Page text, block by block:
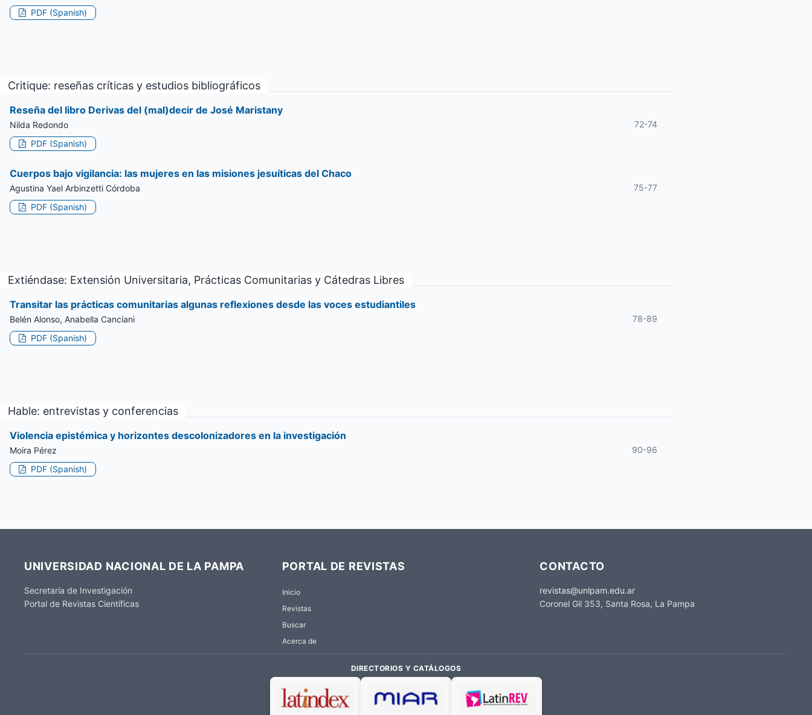
PDF (Spanish)
Critique: reseñas críticas y estudios bibliográficos
Reseña del libro Derivas del (mal)decir de José Maristany
Nilda Redondo
72-74
PDF (Spanish)
Cuerpos bajo vigilancia: las mujeres en las misiones jesuíticas del Chaco
Agustina Yael Arbinzetti Córdoba
75-77
PDF (Spanish)
Extiéndase: Extensión Universitaria, Prácticas Comunitarias y Cátedras Libres
Transitar las prácticas comunitarias algunas reflexiones desde las voces estudiantiles
Belén Alonso, Anabella Canciani
78-89
PDF (Spanish)
Hable: entrevistas y conferencias
Violencia epistémica y horizontes descolonizadores en la investigación
Moira Pérez
90-96
PDF (Spanish)
UNIVERSIDAD NACIONAL DE LA PAMPA
Secretaría de Investigación
Portal de Revistas Científicas
PORTAL DE REVISTAS
Inicio
Revistas
Buscar
Acerca de
CONTACTO
revistas@unlpam.edu.ar
Coronel Gil 353, Santa Rosa, La Pampa
DIRECTORIOS Y CATÁLOGOS